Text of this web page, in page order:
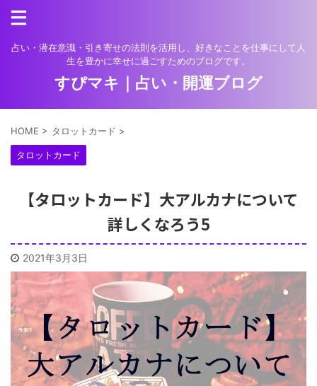
占い・潜在意識・引き寄せの法則を活用し、好きなことを仕事にして人
生を豊かに幸せに過ごすためのブログです。
すぴマキ｜占い・開運ブログ
HOME > タロットカード >
タロットカード
【タロットカード】大アルカナについて
詳しくなろう5
2021年3月3日